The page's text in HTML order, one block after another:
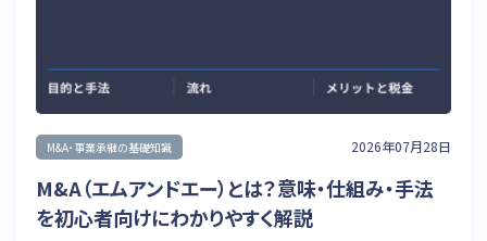
M&A・事業承継の基礎知識 2026年07月28日
M&A（エムアンドエー）とは？意味・仕組み・手法
を初心者向けにわかりやすく解説